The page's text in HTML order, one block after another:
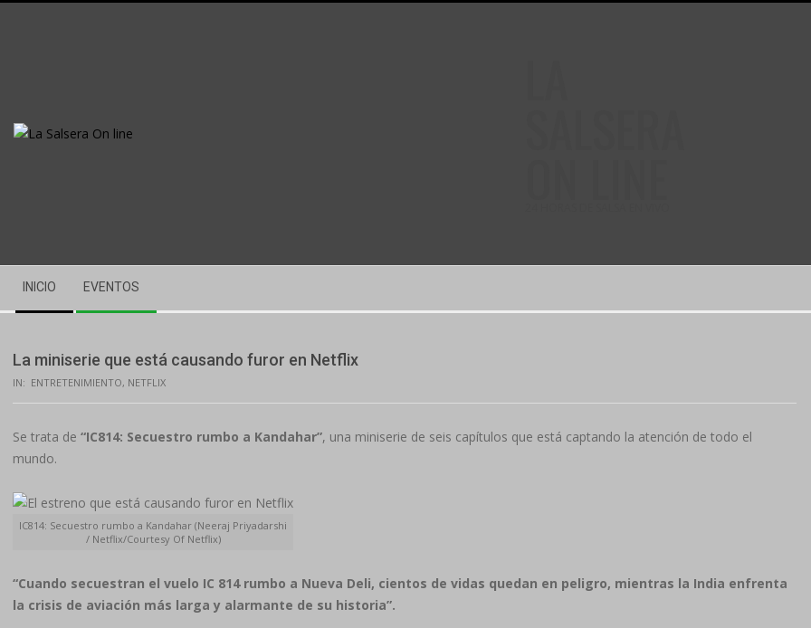
Navigation
Menu
INICIO EVENTOS
La miniserie que está causando furor en Netflix
IN: ENTRETENIMIENTO, NETFLIX
Se trata de “IC814: Secuestro rumbo a Kandahar”, una miniserie de seis capítulos que está captando la atención de todo el
mundo.
IC814: Secuestro rumbo a Kandahar (Neeraj Priyadarshi
/ Netflix/Courtesy Of Netflix)
“Cuando secuestran el vuelo IC 814 rumbo a Nueva Deli, cientos de vidas quedan en peligro, mientras la India enfrenta
la crisis de aviación más larga y alarmante de su historia”.